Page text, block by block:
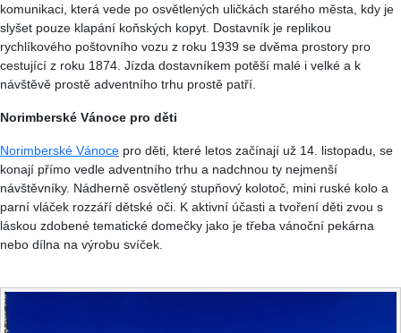
komunikaci, která vede po osvětlených uličkách starého města, kdy je
slyšet pouze klapání koňských kopyt. Dostavník je replikou
rychlíkového poštovního vozu z roku 1939 se dvěma prostory pro
cestující z roku 1874. Jízda dostavníkem potěší malé i velké a k
návštěvě prostě adventního trhu prostě patří.
Norimberské Vánoce pro děti
Norimberské Vánoce pro děti, které letos začínají už 14. listopadu, se
konají přímo vedle adventního trhu a nadchnou ty nejmenší
návštěvníky. Nádherně osvětlený stupňový kolotoč, mini ruské kolo a
parní vláček rozzáří dětské oči. K aktivní účasti a tvoření děti zvou s
láskou zdobené tematické domečky jako je třeba vánoční pekárna
nebo dílna na výrobu svíček.